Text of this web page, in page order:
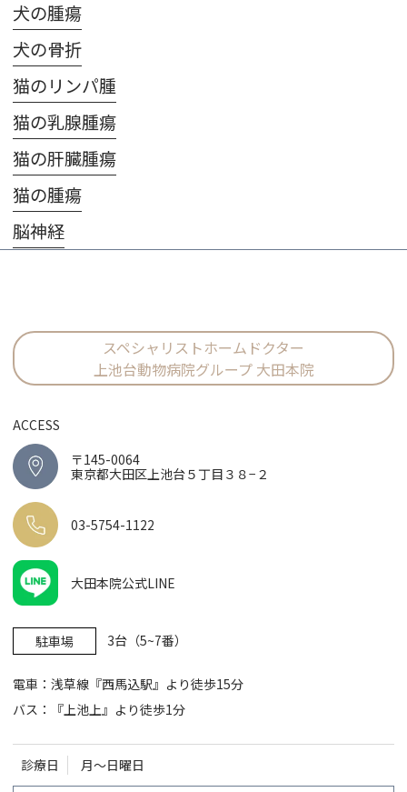
犬の腫瘍
犬の骨折
猫のリンパ腫
猫の乳腺腫瘍
猫の肝臓腫瘍
猫の腫瘍
脳神経
スペシャリストホームドクター
上池台動物病院グループ 大田本院
ACCESS
〒145-0064
東京都大田区上池台５丁目３８−２
03-5754-1122
大田本院公式LINE
駐車場 3台（5~7番）
電車：浅草線『西馬込駅』より徒歩15分
バス：『上池上』より徒歩1分
診療日 月〜日曜日